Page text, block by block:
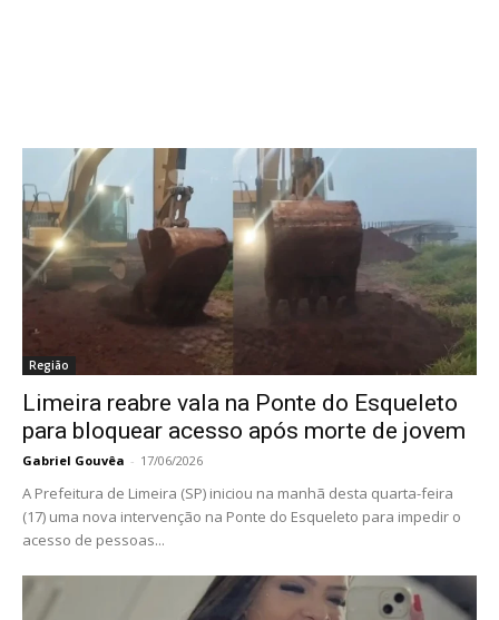
Região
Limeira reabre vala na Ponte do Esqueleto
para bloquear acesso após morte de jovem
Gabriel Gouvêa - 17/06/2026
A Prefeitura de Limeira (SP) iniciou na manhã desta quarta-feira
(17) uma nova intervenção na Ponte do Esqueleto para impedir o
acesso de pessoas...